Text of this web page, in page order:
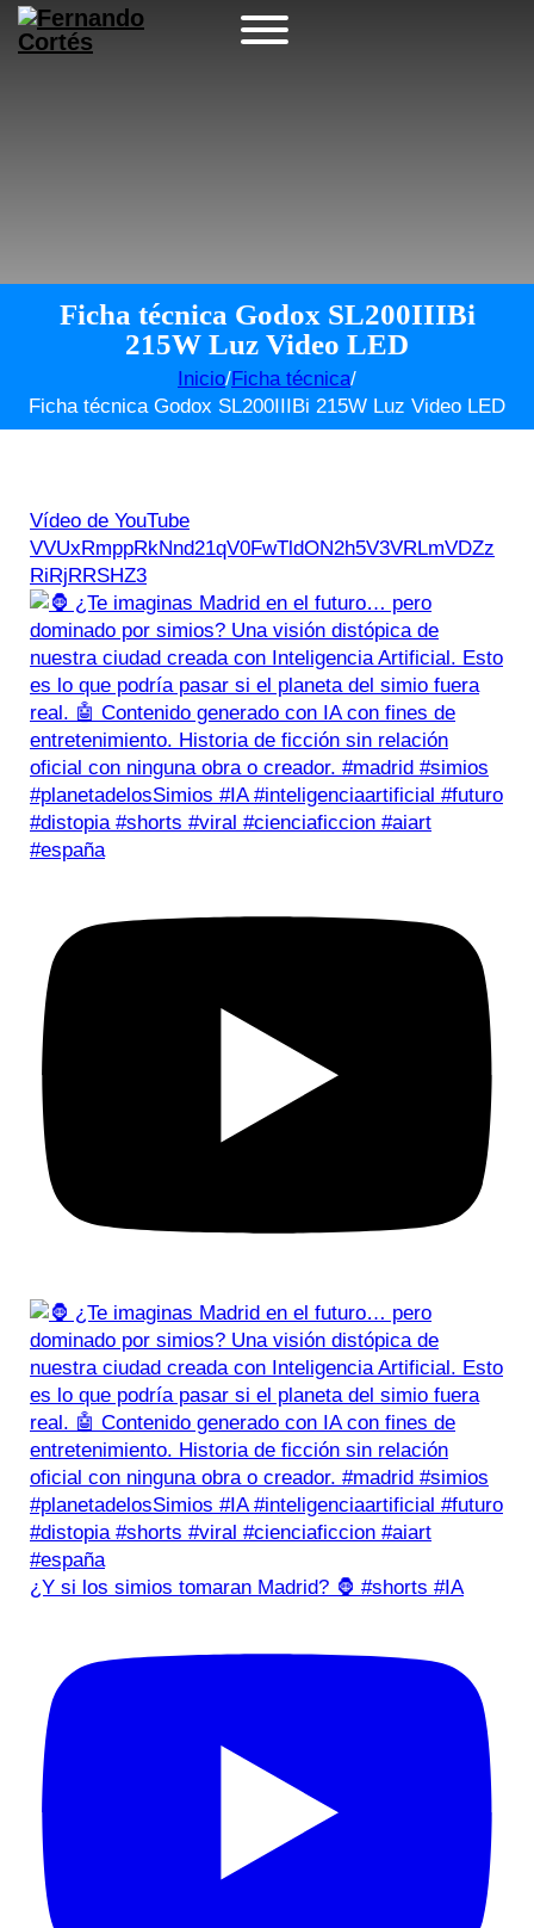
Ficha técnica Godox SL200IIIBi
215W Luz Video LED
Inicio/Ficha técnica/
Ficha técnica Godox SL200IIIBi 215W Luz Video LED
Vídeo de YouTube
VVUxRmppRkNnd21qV0FwTldON2h5V3VRLmVDZz
RiRjRRSHZ3
¿Y si los simios tomaran Madrid? 🦍 #shorts #IA